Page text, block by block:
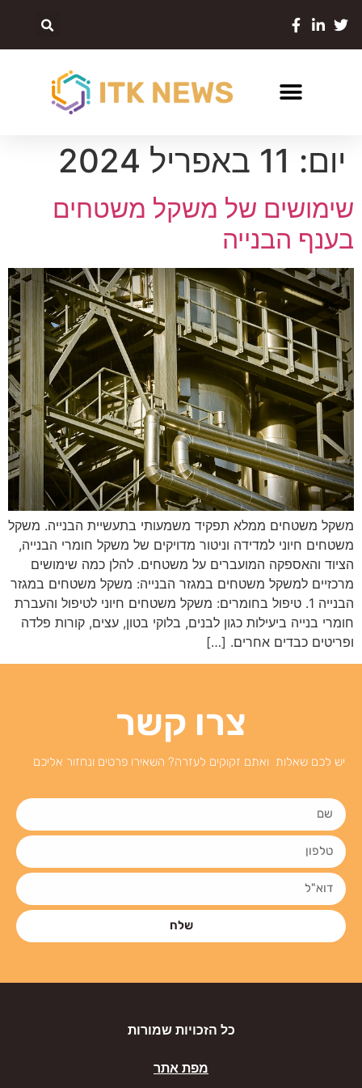
יום: 11 באפריל 2024
שימושים של משקל משטחים
בענף הבנייה
משקל משטחים ממלא תפקיד משמעותי בתעשיית הבנייה. משקל
משטחים חיוני למדידה וניטור מדויקים של משקל חומרי הבנייה,
הציוד והאספקה ​​המועברים על משטחים. להלן כמה שימושים
מרכזיים למשקל משטחים במגזר הבנייה: משקל משטחים במגזר
הבנייה 1. טיפול בחומרים: משקל משטחים חיוני לטיפול והעברת
חומרי בנייה ביעילות כגון לבנים, בלוקי בטון, עצים, קורות פלדה
ופריטים כבדים אחרים. […]
צרו קשר
יש לכם שאלות ואתם זקוקים לעזרה? השאירו פרטים ונחזור אליכם
שלח
כל הזכויות שמורות
מפת אתר